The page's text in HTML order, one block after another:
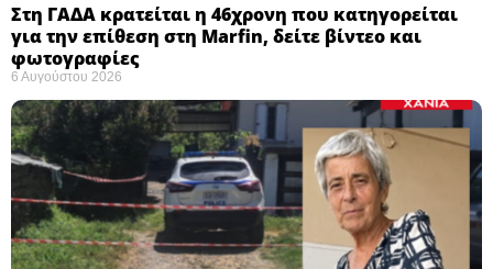
Στη ΓΑΔΑ κρατείται η 46χρονη που κατηγορείται
για την επίθεση στη Marfin, δείτε βίντεο και
φωτογραφίες
6 Αυγούστου 2026